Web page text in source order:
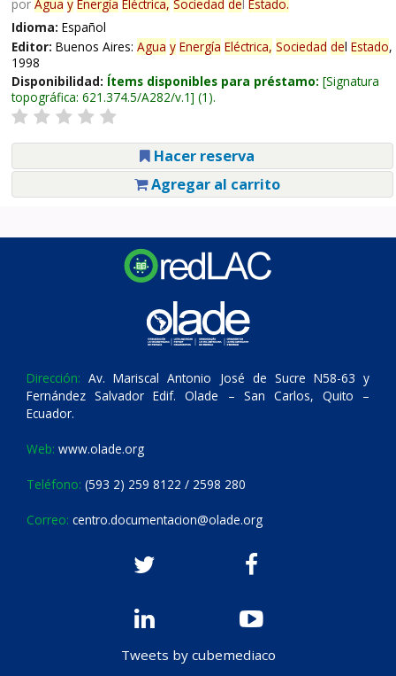
por Agua y Energía Eléctrica, Sociedad del Estado.
Idioma: Español
Editor: Buenos Aires: Agua y Energía Eléctrica, Sociedad del Estado,
1998
Disponibilidad: Ítems disponibles para préstamo: Signatura
topográfica: 621.374.5/A282/v.1 (1).
Hacer reserva
Agregar al carrito
Dirección: Av. Mariscal Antonio José de Sucre N58-63 y
Fernández Salvador Edif. Olade – San Carlos, Quito –
Ecuador.
Web: www.olade.org
Teléfono: (593 2) 259 8122 / 2598 280
Correo: centro.documentacion@olade.org
Tweets by cubemediaco